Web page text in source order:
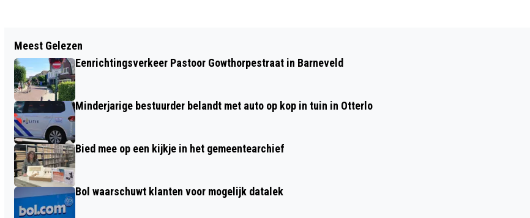
GRATIS ABONNEMENT OP DE
BIBLIOTHEEK IN DE GEMEENTE
BARNEVELD
EERSTE KRANS BIJ AIRBORNE-
Meest Gelezen
Eenrichtingsverkeer Pastoor Gowthorpestraat in Barneveld
Minderjarige bestuurder belandt met auto op kop in tuin in Otterlo
Bied mee op een kijkje in het gemeentearchief
Bol waarschuwt klanten voor mogelijk datalek